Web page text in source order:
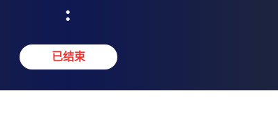
:
已结束